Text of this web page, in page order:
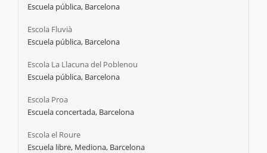
Escuela pública, Barcelona
Escola Fluvià
Escuela pública, Barcelona
Escola La Llacuna del Poblenou
Escuela pública, Barcelona
Escola Proa
Escuela concertada, Barcelona
Escola el Roure
Escuela libre, Mediona, Barcelona